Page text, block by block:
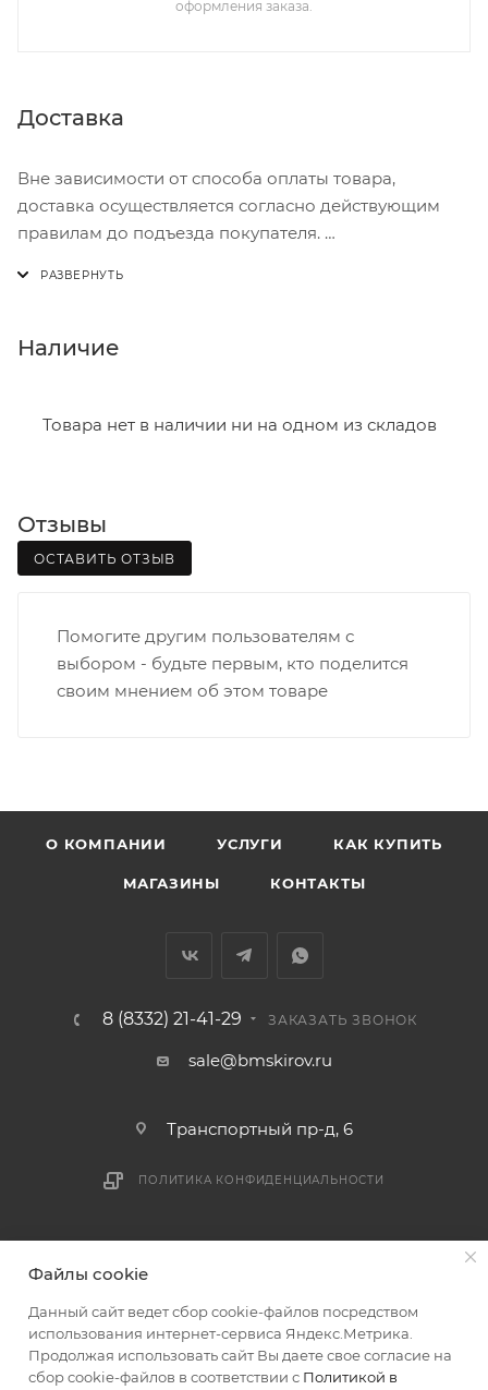
оформления заказа.
Доставка
Вне зависимости от способа оплаты товара,
доставка осуществляется согласно действующим
правилам до подъезда покупателя.
В субботу с 8:00 до 15:00
- зоны доставки;
Границы доставки в черте города на выезд
(перекрестки улиц):
• Московская - Ульяновская
• Производственная - Потребкооперации
• Профсоюзная - Заводская
раньше связаться с менеджером, либо с отделом
ВАЖНО: Покупатель обязан обеспечить наличие
отказаться от доставки. Стоимость повторной
Доставка заказов по России не осуществляется.
Наличие
Товара нет в наличии ни на одном из складов
Отзывы
ОСТАВИТЬ ОТЗЫВ
Помогите другим пользователям с
выбором - будьте первым, кто поделится
своим мнением об этом товаре
О КОМПАНИИ УСЛУГИ КАК КУПИТЬ
МАГАЗИНЫ КОНТАКТЫ
8 (8332) 21-41-29 ЗАКАЗАТЬ ЗВОНОК
sale@bmskirov.ru
Транспортный пр-д, 6
ПОЛИТИКА КОНФИДЕНЦИАЛЬНОСТИ
Файлы cookie
Данный сайт ведет сбор cookie-файлов посредством
использования интернет-сервиса Яндекс.Метрика.
Продолжая использовать сайт Вы даете свое согласие на
сбор cookie-файлов в соответствии с Политикой в